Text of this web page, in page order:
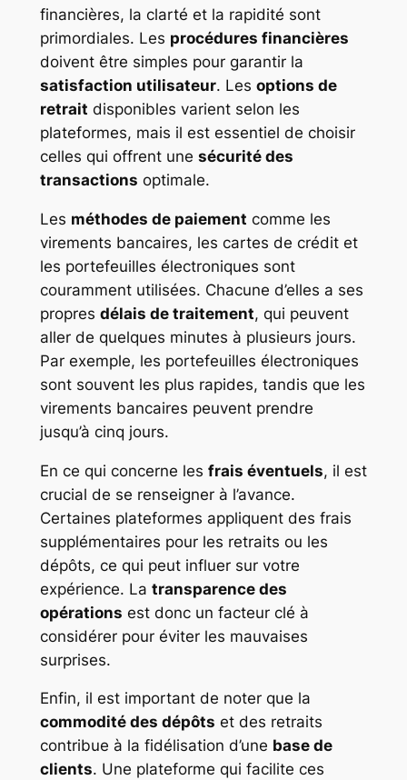
financières, la clarté et la rapidité sont
primordiales. Les procédures financières
doivent être simples pour garantir la
satisfaction utilisateur. Les options de
retrait disponibles varient selon les
plateformes, mais il est essentiel de choisir
celles qui offrent une sécurité des
transactions optimale.
Les méthodes de paiement comme les
virements bancaires, les cartes de crédit et
les portefeuilles électroniques sont
couramment utilisées. Chacune d’elles a ses
propres délais de traitement, qui peuvent
aller de quelques minutes à plusieurs jours.
Par exemple, les portefeuilles électroniques
sont souvent les plus rapides, tandis que les
virements bancaires peuvent prendre
jusqu’à cinq jours.
En ce qui concerne les frais éventuels, il est
crucial de se renseigner à l’avance.
Certaines plateformes appliquent des frais
supplémentaires pour les retraits ou les
dépôts, ce qui peut influer sur votre
expérience. La transparence des
opérations est donc un facteur clé à
considérer pour éviter les mauvaises
surprises.
Enfin, il est important de noter que la
commodité des dépôts et des retraits
contribue à la fidélisation d’une base de
clients. Une plateforme qui facilite ces